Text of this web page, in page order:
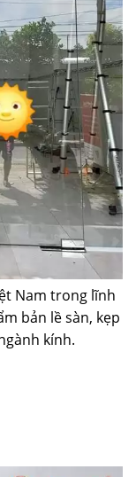
Nam trong lĩnh
bản lề sàn, kẹp
kính.